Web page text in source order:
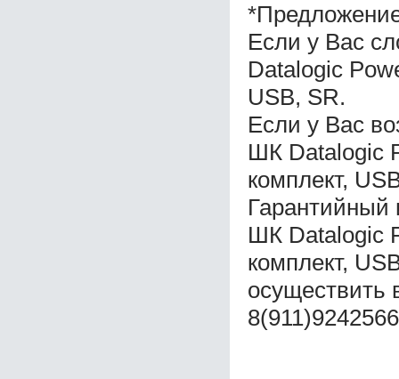
Если у Вас
Datalogic
USB, SR.
Если у Вас
ШК Datalogic
комплект,
Гарантийный
ШК Datalogic
комплект,
осуществить